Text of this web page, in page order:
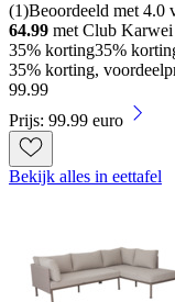
(1)Beoordeeld met 4.0
64.99 met Club Karwei
35% korting35%
35% korting,
99.99
Prijs: 99.99 euro
Bekijk alles in eettafel